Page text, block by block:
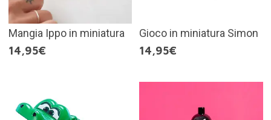
Mangia Ippo in miniatura
14,95€
Gioco in miniatura Simon
14,95€